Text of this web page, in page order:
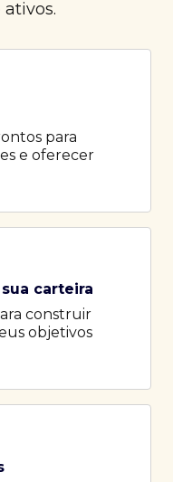
para
e oferecer
carteira
construir
objetivos